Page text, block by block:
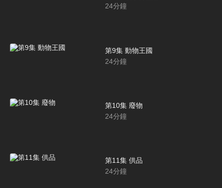
24分鐘
第9集 動物王國
24分鐘
第10集 廢物
24分鐘
第11集 供品
24分鐘